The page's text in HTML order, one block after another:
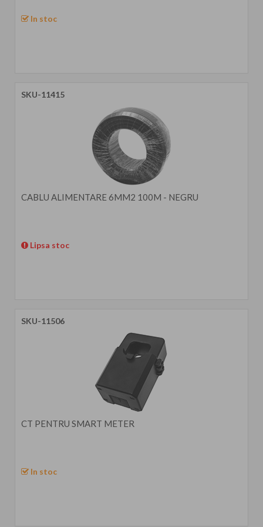
In stoc
SKU-11415
CABLU ALIMENTARE 6MM2 100M - NEGRU
Lipsa stoc
SKU-11506
CT PENTRU SMART METER
In stoc